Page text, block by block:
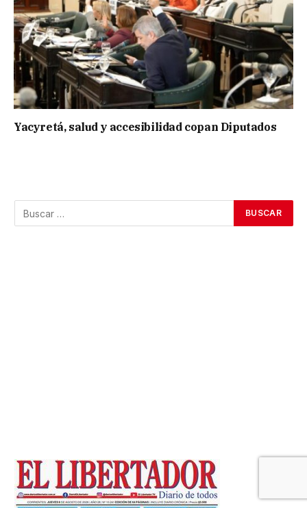
Yacyretá, salud y accesibilidad copan Diputados